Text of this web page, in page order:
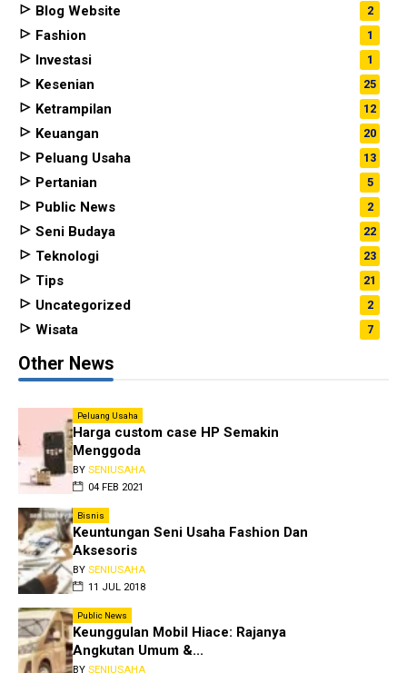
Blog Website 2
Fashion 1
Investasi 1
Kesenian 25
Ketrampilan 12
Keuangan 20
Peluang Usaha 13
Pertanian 5
Public News 2
Seni Budaya 22
Teknologi 23
Tips 21
Uncategorized 2
Wisata 7
Other News
Peluang Usaha
Harga custom case HP Semakin
Menggoda
BY SENIUSAHA
04 FEB 2021
Bisnis
Keuntungan Seni Usaha Fashion Dan
Aksesoris
BY SENIUSAHA
11 JUL 2018
Public News
Keunggulan Mobil Hiace: Rajanya
Angkutan Umum &...
BY SENIUSAHA